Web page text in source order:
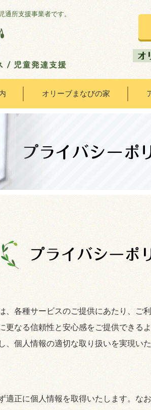
所支援事業者です。
オリーブまなびの家
各種サービスのご提供にあたり、ご
なる信頼性と安心感をご提供できる
個人情報の適切な取り扱いを実現いた
適正に個人情報を取得いたします。な